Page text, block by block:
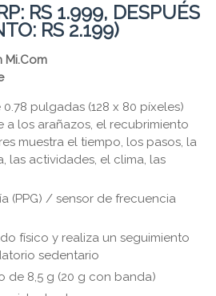
RS 1.999, DESPUÉS
RS 2.199)
Mi.Com
pulgadas (128 x 80 píxeles)
a los arañazos, el recubrimiento
muestra el tiempo, los pasos, la
las actividades, el clima, las
(PPG) / sensor de frecuencia
físico y realiza un seguimiento
sedentario
de 8,5 g (20 g con banda)